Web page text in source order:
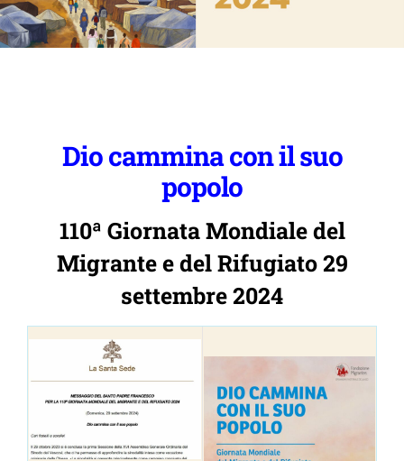
Dio cammina con il suo
popolo
110ª Giornata Mondiale del
Migrante e del Rifugiato 29
settembre 2024